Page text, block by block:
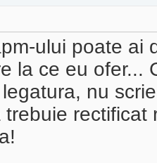
ului poate ai
la ce eu ofer...
nu
trebuie